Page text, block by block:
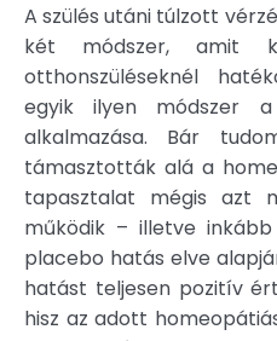
A szülés utáni túlzott
két módszer, amit
otthonszüléseknél
egyik ilyen módszer a
alkalmazása. Bár
támasztották alá a
tapasztalat mégis azt
működik – illetve
placebo hatás elve
hatást teljesen pozitív
hisz az adott